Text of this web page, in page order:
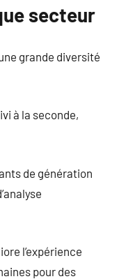
secteur
grande diversité
à la seconde,
de génération
l’expérience
pour des